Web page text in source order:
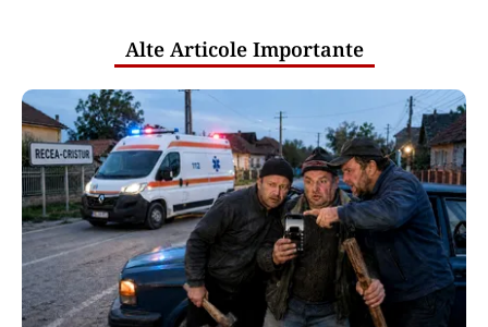
Alte Articole Importante